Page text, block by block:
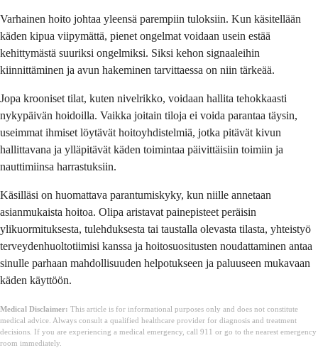
Varhainen hoito johtaa yleensä parempiin tuloksiin. Kun käsitellään
käden kipua viipymättä, pienet ongelmat voidaan usein estää
kehittymästä suuriksi ongelmiksi. Siksi kehon signaaleihin
kiinnittäminen ja avun hakeminen tarvittaessa on niin tärkeää.
Jopa krooniset tilat, kuten nivelrikko, voidaan hallita tehokkaasti
nykypäivän hoidoilla. Vaikka joitain tiloja ei voida parantaa täysin,
useimmat ihmiset löytävät hoitoyhdistelmiä, jotka pitävät kivun
hallittavana ja ylläpitävät käden toimintaa päivittäisiin toimiin ja
nauttimiinsa harrastuksiin.
Käsilläsi on huomattava parantumiskyky, kun niille annetaan
asianmukaista hoitoa. Olipa aristavat painepisteet peräisin
ylikuormituksesta, tulehduksesta tai taustalla olevasta tilasta, yhteistyö
terveydenhuoltotiimisi kanssa ja hoitosuositusten noudattaminen antaa
sinulle parhaan mahdollisuuden helpotukseen ja paluuseen mukavaan
käden käyttöön.
Medical Disclaimer: This article is for informational purposes only and does not constitute
medical advice. Always consult a qualified healthcare provider for diagnosis and treatment
decisions. If you are experiencing a medical emergency, call 911 or go to the nearest emergency
room immediately.